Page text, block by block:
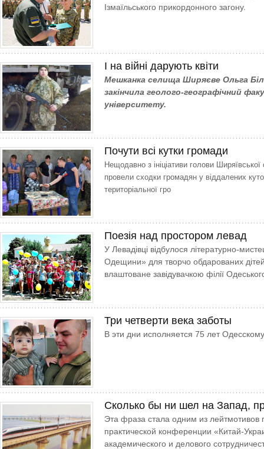
Ізмаїльського прикордонного загону.
І на війні дарують квіти
Мешканка селища Ширяєве Ольга
закінчила геолого-географічний
університету.
Почути всі кутки громади
Нещодавно з ініціативи голови
провели сходки громадян у віддалених
територіальної гро
Поезія над простором левад
У Левадівці відбулося літературно-
Одещини» для творчо обдарованих
влаштоване завідувачкою філії
Три четверти века заботы
В эти дни исполняется 75 лет
Сколько бы ни шел на Запад,
Эта фраза стала одним из
практической конференции «Китай-
академического и делового